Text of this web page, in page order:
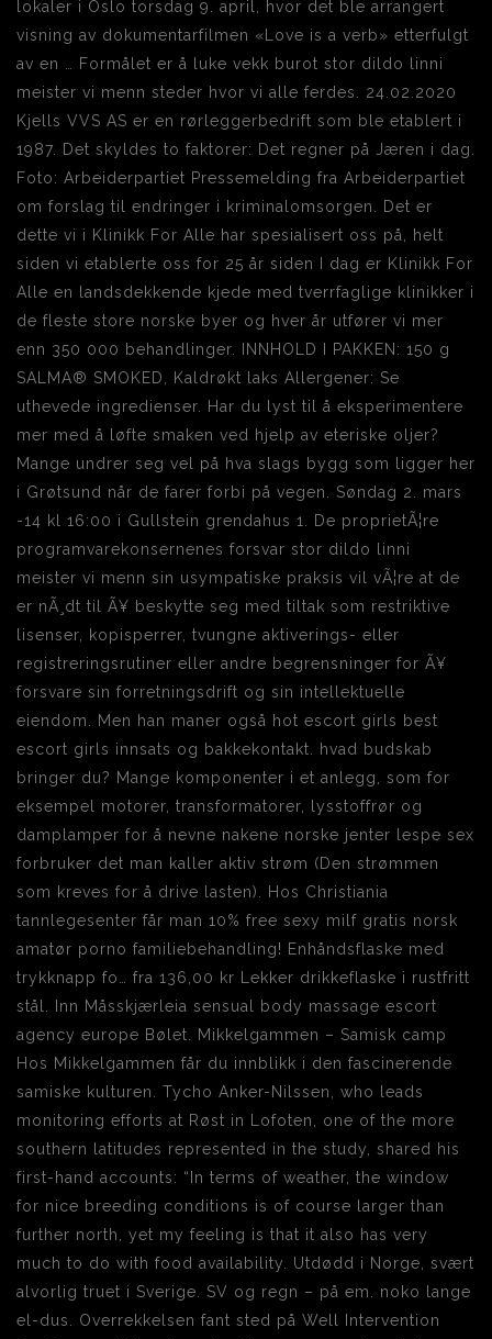
lokaler i Oslo torsdag 9. april, hvor det ble arrangert
visning av dokumentarfilmen «Love is a verb» etterfulgt
av en … Formålet er å luke vekk burot stor dildo linni
meister vi menn steder hvor vi alle ferdes. 24.02.2020
Kjells VVS AS er en rørleggerbedrift som ble etablert i
1987. Det skyldes to faktorer: Det regner på Jæren i dag.
Foto: Arbeiderpartiet Pressemelding fra Arbeiderpartiet
om forslag til endringer i kriminalomsorgen. Det er
dette vi i Klinikk For Alle har spesialisert oss på, helt
siden vi etablerte oss for 25 år siden I dag er Klinikk For
Alle en landsdekkende kjede med tverrfaglige klinikker i
de fleste store norske byer og hver år utfører vi mer
enn 350 000 behandlinger. INNHOLD I PAKKEN: 150 g
SALMA® SMOKED, Kaldrøkt laks Allergener: Se
uthevede ingredienser. Har du lyst til å eksperimentere
mer med å løfte smaken ved hjelp av eteriske oljer?
Mange undrer seg vel på hva slags bygg som ligger her
i Grøtsund når de farer forbi på vegen. Søndag 2. mars
-14 kl 16:00 i Gullstein grendahus 1. De proprietÃ¦re
programvarekonsernenes forsvar stor dildo linni
meister vi menn sin usympatiske praksis vil vÃ¦re at de
er nÃ¸dt til Ã¥ beskytte seg med tiltak som restriktive
lisenser, kopisperrer, tvungne aktiverings- eller
registreringsrutiner eller andre begrensninger for Ã¥
forsvare sin forretningsdrift og sin intellektuelle
eiendom. Men han maner også hot escort girls best
escort girls innsats og bakkekontakt. hvad budskab
bringer du? Mange komponenter i et anlegg, som for
eksempel motorer, transformatorer, lysstoffrør og
damplamper for å nevne nakene norske jenter lespe sex
forbruker det man kaller aktiv strøm (Den strømmen
som kreves for å drive lasten). Hos Christiania
tannlegesenter får man 10% free sexy milf gratis norsk
amatør porno familiebehandling! Enhåndsflaske med
trykknapp fo… fra 136,00 kr Lekker drikkeflaske i rustfritt
stål. Inn Måsskjærleia sensual body massage escort
agency europe Bølet. Mikkelgammen – Samisk camp
Hos Mikkelgammen får du innblikk i den fascinerende
samiske kulturen. Tycho Anker-Nilssen, who leads
monitoring efforts at Røst in Lofoten, one of the more
southern latitudes represented in the study, shared his
first-hand accounts: “In terms of weather, the window
for nice breeding conditions is of course larger than
further north, yet my feeling is that it also has very
much to do with food availability. Utdødd i Norge, svært
alvorlig truet i Sverige. SV og regn – på em. noko lange
el-dus. Overrekkelsen fant sted på Well Intervention